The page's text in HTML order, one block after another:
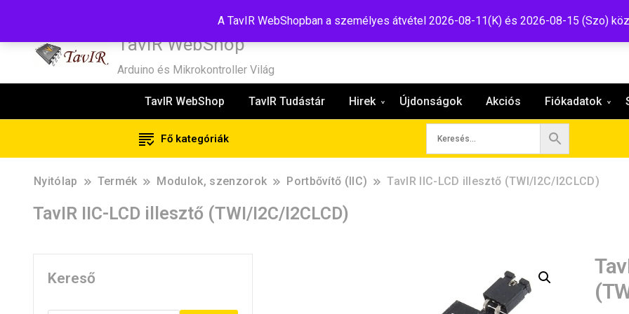
A TavIR WebShopban a személyes átvétel 2026-08-11(K) és 2026-08-15 (Szo)
TavIR WebShop
Arduino és Mikrokontroller Világ
TavIR WebShop TavIR Tudástár Hirek Újdonságok Akciós Fiókadatok
Fő kategóriák
Nyitólap Termék Modulok, szenzorok Portbővítő (IIC) TavIR IIC-LCD illesztő (TWI/I2C/I2CLCD)
TavIR IIC-LCD illesztő (TWI/I2C/I2CLCD)
Kereső